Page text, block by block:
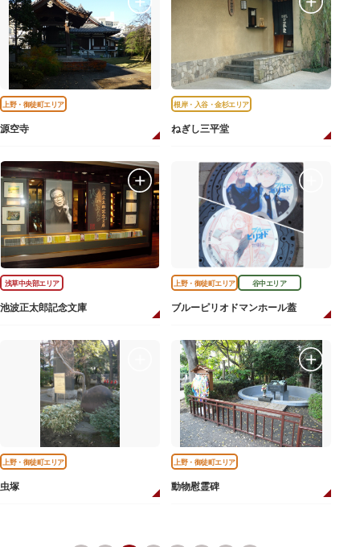
上野・御徒町エリア
源空寺
根岸・入谷・金杉エリア
ねぎし三平堂
浅草中央部エリア
池波正太郎記念文庫
上野・御徒町エリア 谷中エリア
ブルーピリオドマンホール蓋
上野・御徒町エリア
虫塚
上野・御徒町エリア
動物慰霊碑